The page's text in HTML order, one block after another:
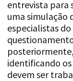
entrevista para
uma simulação
especialistas
identificando
devem ser